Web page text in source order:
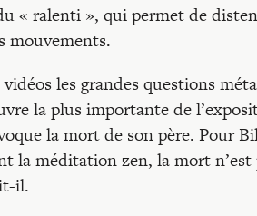
« ralenti », qui permet de
mouvements.
les grandes questions
la plus importante de
la mort de son père. Pour
la méditation zen, la mort
il.